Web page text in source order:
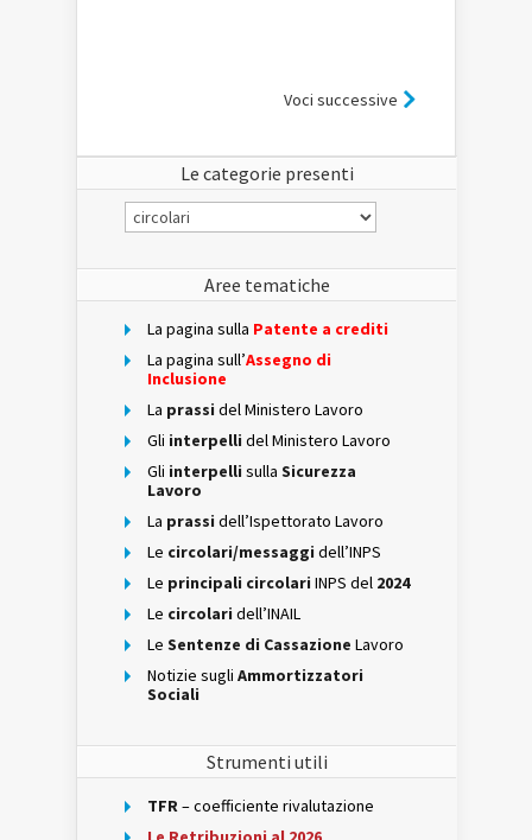
Voci successive
Le categorie presenti
Le
categorie
Aree tematiche
La pagina sulla Patente a crediti
La pagina sull’Assegno di
Inclusione
La prassi del Ministero Lavoro
Gli interpelli del Ministero Lavoro
Gli interpelli sulla Sicurezza
Lavoro
La prassi dell’Ispettorato Lavoro
Le circolari/messaggi dell’INPS
Le principali circolari INPS del 2024
Le circolari dell’INAIL
Le Sentenze di Cassazione Lavoro
Notizie sugli Ammortizzatori
Sociali
Strumenti utili
TFR– coefficiente rivalutazione